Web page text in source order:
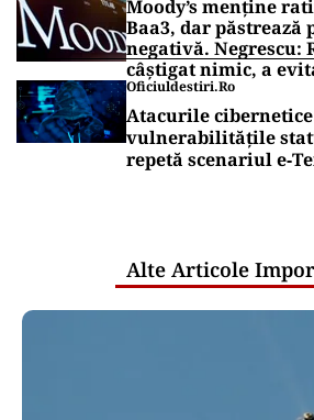
Moody’s menține
Baa3, dar păstrează
negativă. Negrescu:
câștigat nimic, a
Oficiuldestiri.ro
Atacurile
vulnerabilitățile
repetă scenariul
Alte Articole